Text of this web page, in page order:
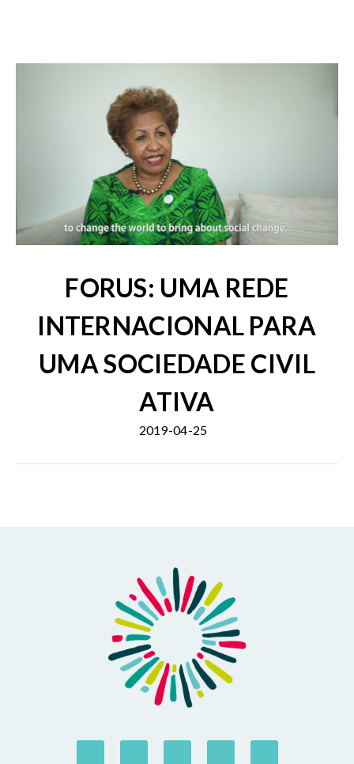
FORUS: UMA REDE
INTERNACIONAL PARA
UMA SOCIEDADE CIVIL
ATIVA
2019-04-25